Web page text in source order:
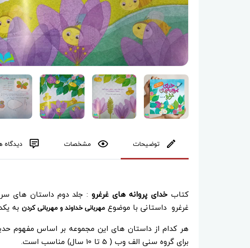
توضیحات مشخصات دیدگاه
کتابخدای پروانه های غرغرو : جلد دوم داستان های
غرغرو داستانی با موضوع مهربانی خداوند و مهربانی کردن به
هر کدام از داستان های این مجموعه بر اساس مفهوم
برای گروه سنی الف وب ( 5 تا 10 سال) مناسب است.